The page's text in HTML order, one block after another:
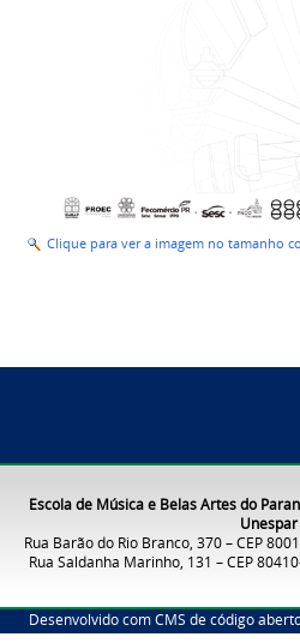
Clique para ver a imagem no tamanho
Escola de Música e Belas Artes do
Unespar
Rua Barão do Rio Branco, 370 – CEP
Rua Saldanha Marinho, 131 – CEP
Desenvolvido com CMS de código